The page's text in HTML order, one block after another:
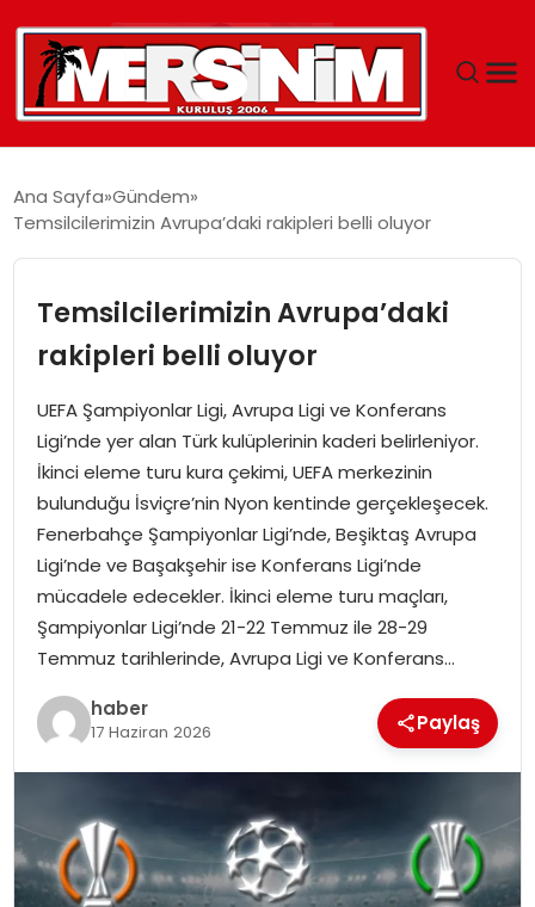
GÜNCEL
SAĞLIK
EĞITIM
SPOR
EKONOMI
MAGAZIN
DÜNYA
OTOMOBIL
Ana Sayfa Gündem
Temsilcilerimizin Avrupa’daki rakipleri belli oluyor
Temsilcilerimizin Avrupa’daki
rakipleri belli oluyor
UEFA Şampiyonlar Ligi, Avrupa Ligi ve Konferans
Ligi’nde yer alan Türk kulüplerinin kaderi belirleniyor.
İkinci eleme turu kura çekimi, UEFA merkezinin
bulunduğu İsviçre’nin Nyon kentinde gerçekleşecek.
Fenerbahçe Şampiyonlar Ligi’nde, Beşiktaş Avrupa
Ligi’nde ve Başakşehir ise Konferans Ligi’nde
mücadele edecekler. İkinci eleme turu maçları,
Şampiyonlar Ligi’nde 21-22 Temmuz ile 28-29
Temmuz tarihlerinde, Avrupa Ligi ve Konferans…
haber
17 Haziran 2026 Paylaş